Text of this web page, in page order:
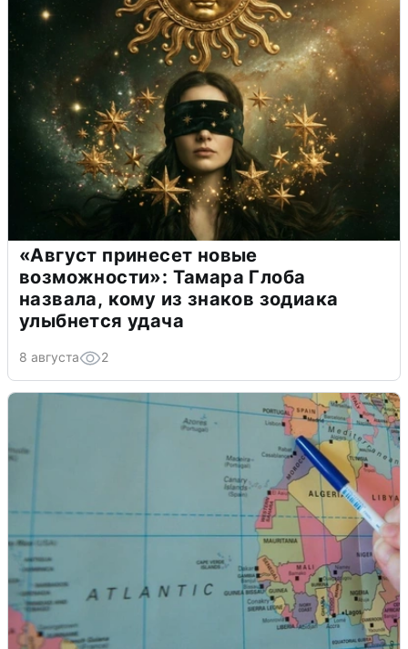
«Август принесет новые
возможности»: Тамара Глоба
назвала, кому из знаков зодиака
улыбнется удача
8 августа 2